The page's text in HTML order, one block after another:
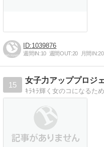
1039876
週間IN:10 週間OUT:20 月間IN:20
15
女子力アッププロジ
ｷﾗｷﾗ輝く女のコになるた